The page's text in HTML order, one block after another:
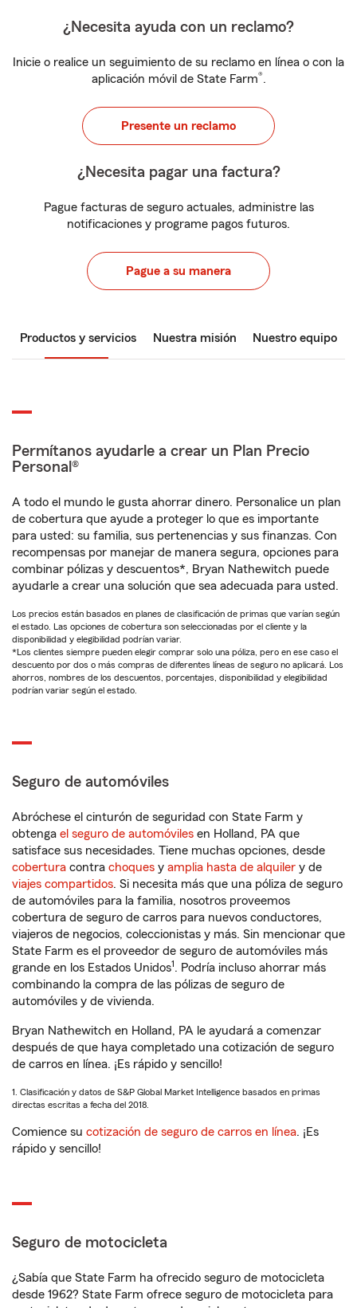
¿Necesita ayuda con un reclamo?
Inicie o realice un seguimiento de su reclamo en línea o con la
aplicación móvil de State Farm®.
Presente un reclamo
¿Necesita pagar una factura?
Pague facturas de seguro actuales, administre las
notificaciones y programe pagos futuros.
Pague a su manera
Productos y servicios Nuestra misión Nuestro equipo
Permítanos ayudarle a crear un Plan Precio
Personal®
A todo el mundo le gusta ahorrar dinero. Personalice un plan
de cobertura que ayude a proteger lo que es importante
para usted: su familia, sus pertenencias y sus finanzas. Con
recompensas por manejar de manera segura, opciones para
combinar pólizas y descuentos*, Bryan Nathewitch puede
ayudarle a crear una solución que sea adecuada para usted.
Los precios están basados en planes de clasificación de primas que varían según
el estado. Las opciones de cobertura son seleccionadas por el cliente y la
disponibilidad y elegibilidad podrían variar.
*Los clientes siempre pueden elegir comprar solo una póliza, pero en ese caso el
descuento por dos o más compras de diferentes líneas de seguro no aplicará. Los
ahorros, nombres de los descuentos, porcentajes, disponibilidad y elegibilidad
podrían variar según el estado.
Seguro de automóviles
Abróchese el cinturón de seguridad con State Farm y
obtenga el seguro de automóviles en Holland, PA que
satisface sus necesidades. Tiene muchas opciones, desde
cobertura contra choques y amplia hasta de alquiler y de
viajes compartidos. Si necesita más que una póliza de seguro
de automóviles para la familia, nosotros proveemos
cobertura de seguro de carros para nuevos conductores,
viajeros de negocios, coleccionistas y más. Sin mencionar que
State Farm es el proveedor de seguro de automóviles más
grande en los Estados Unidos1. Podría incluso ahorrar más
combinando la compra de las pólizas de seguro de
automóviles y de vivienda.
Bryan Nathewitch en Holland, PA le ayudará a comenzar
después de que haya completado una cotización de seguro
de carros en línea. ¡Es rápido y sencillo!
1. Clasificación y datos de S&P Global Market Intelligence basados en primas
directas escritas a fecha del 2018.
Comience su cotización de seguro de carros en línea. ¡Es
rápido y sencillo!
Seguro de motocicleta
¿Sabía que State Farm ha ofrecido seguro de motocicleta
desde 1962? State Farm ofrece seguro de motocicleta para